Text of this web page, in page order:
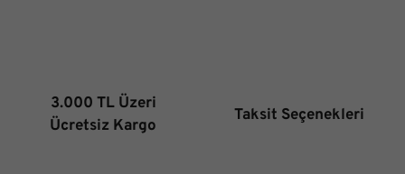
3.000 TL Üzeri
Ücretsiz Kargo
Taksit Seçenekleri